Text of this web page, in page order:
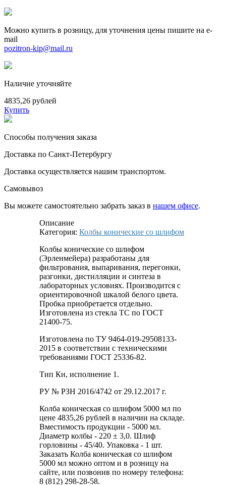
Можно купить в розницу, для уточнения цены пишите на e-
mail
pozitron-kip@mail.ru
Наличие уточняйте
4835,26 рублей
Купить
Способы получения заказа
Доставка по Санкт-Петербургу
Доставка осуществляется нашим транспортом.
Самовывоз
Вы можете самостоятельно забрать заказ в нашем офисе.
Описание
Категория: Колбы конические со шлифом
Колбы конические со шлифом
(Эрленмейера) разработаны для
фильтрования, выпаривания, перегонки,
разгонки, дистилляции и синтеза в
лабораторных условиях. Производится с
ориентировочной шкалой белого цвета.
Пробка приобретается отдельно.
Изготовлена из стекла ТС по ГОСТ
21400-75.
Изготовлена по ТУ 9464-019-29508133-
2015 в соответствии с техническими
требованиями ГОСТ 25336-82.
Тип Кн, исполнение 1.
РУ № РЗН 2016/4742 от 29.12.2017 г.
Колба коническая со шлифом 5000 мл по
цене 4835,26 рублей в наличии на складе.
Вместимость продукции - 5000 мл.
Диаметр колбы - 220 ± 3,0. Шлиф
горловины - 45/40. Упаковка - 1 шт.
Заказать Колба коническая со шлифом
5000 мл можно оптом и в розницу на
сайте, или позвонив по номеру телефона:
8 (812) 298-28-58.